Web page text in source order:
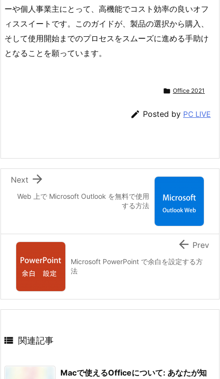
ーや個人事業主にとって、高機能でコスト効率の良いオフ
ィススイートです。このガイドが、製品の選択から購入、
そして使用開始までのプロセスをスムーズに進める手助け
となることを願っています。
 Office 2021
 Posted by PC LIVE
Web 上で Microsoft Outlook を無料で使用
する方法

Next
Microsoft PowerPoint で余白を設定する方
法
 Prev
 関連記事
Macで使えるOfficeについて: あなたが知